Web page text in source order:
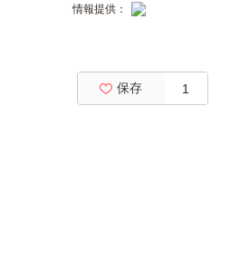
情報提供：
保存 1